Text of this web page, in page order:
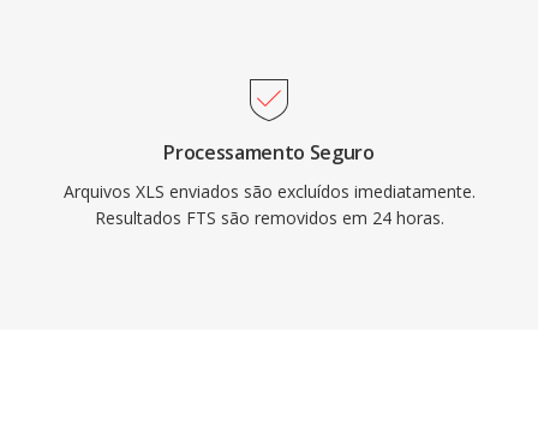
Processamento Seguro
Arquivos XLS enviados são excluídos imediatamente.
Resultados FTS são removidos em 24 horas.